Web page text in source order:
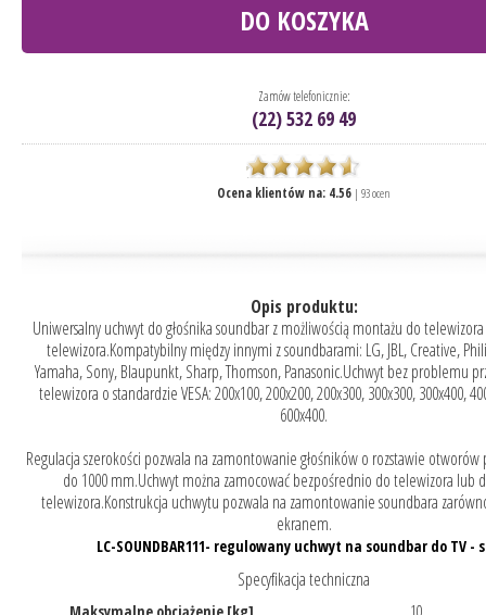
DO KOSZYKA
Zamów telefonicznie:
(22) 532 69 49
Ocena klientów na: 4.56 | 93ocen
Opis produktu:
Uniwersalny uchwyt do głośnika soundbar z możliwością montażu do
telewizora.Kompatybilny między innymi z soundbarami: LG, JBL, Creative,
Yamaha, Sony, Blaupunkt, Sharp, Thomson, Panasonic.Uchwyt bez problemu
telewizora o standardzie VESA: 200x100, 200x200, 200x300, 300x300, 300x400,
600x400.
Regulacja szerokości pozwala na zamontowanie głośników o rozstawie
do 1000 mm.Uchwyt można zamocować bezpośrednio do telewizora lub
telewizora.Konstrukcja uchwytu pozwala na zamontowanie soundbara
ekranem.
LC-SOUNDBAR111- regulowany uchwyt na soundbar do TV -
Specyfikacja techniczna